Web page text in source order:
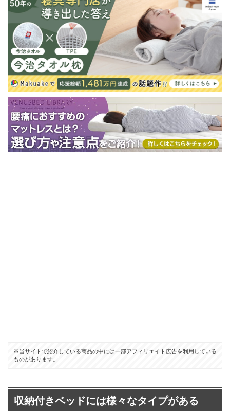
※当サイトで紹介している商品の中には一部アフィリエイト広告を利用している
ものがあります。
収納付きベッドには様々なタイプがある